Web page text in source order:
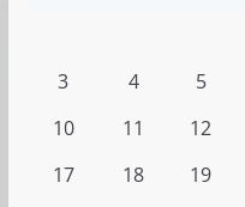
3
4 5
10
11 12
17
18 19